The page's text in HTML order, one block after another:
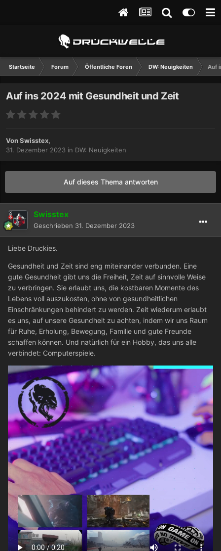
Startseite Forum Öffentliche Foren DW: Neuigkeiten Auf
Auf ins 2024 mit Gesundheit und Zeit
VonSwisstex,
31. Dezember 2023 in DW: Neuigkeiten
Auf dieses Thema antworten
Swisstex
Geschrieben 31. Dezember 2023
Liebe Druckies.
Gesundheit und Zeit sind eng miteinander verbunden. Eine
gute Gesundheit gibt uns die Freiheit, Zeit auf sinnvolle Weise
zu verbringen. Sie erlaubt uns, die kostbaren Momente des
Lebens voll auszukosten, ohne von gesundheitlichen
Einschränkungen behindert zu werden. Zeit wiederum erlaubt
es uns, auf unsere Gesundheit zu achten, indem wir uns Raum
für Ruhe, Erholung, Bewegung, Familie und gute Freunde
schaffen können. Und natürlich für ein Hobby, das uns alle
verbindet: Computerspiele.